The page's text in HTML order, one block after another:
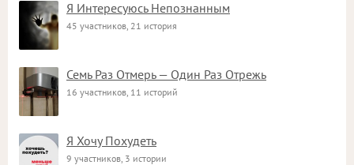
Я Интересуюсь Непознанным
45 участников, 21 история
Семь Раз Отмерь — Один Раз Отрежь
16 участников, 11 историй
Я Хочу Похудеть
9 участников, 3 истории